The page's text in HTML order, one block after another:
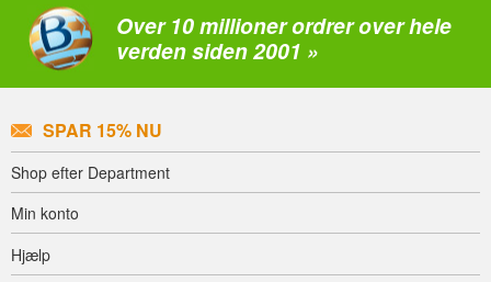
Over 10 millioner ordrer over hele
verden siden 2001 »
SPAR 15% NU
Shop efter Department
Min konto
Hjælp